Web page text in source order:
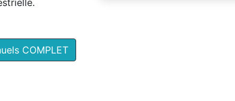
COMPLET